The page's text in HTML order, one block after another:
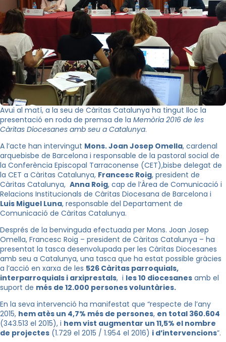
Avui al matí, a la seu de Càritas Catalunya ha tingut lloc la
presentació en roda de premsa de la Memòria 2016 de les
Càritas Diocesanes amb seu a Catalunya.
A l’acte han intervingut Mons. Joan Josep Omella, cardenal
arquebisbe de Barcelona i responsable de la pastoral social de
la Conferència Episcopal Tarraconense (CET),bisbe delegat de
la CET a Càritas Catalunya, Francesc Roig, president de
Càritas Catalunya, Anna Roig, cap de l’Àrea de Comunicació i
Relacions Institucionals de Càritas Diocesana de Barcelona i
Luis Miguel Luna, responsable del Departament de
Comunicació de Càritas Catalunya.
Després de la benvinguda efectuada per Mons. Joan Josep
Omella, Francesc Roig – president de Càritas Catalunya – ha
presentat la tasca desenvolupada per les Càritas Diocesanes
amb seu a Catalunya, una tasca que ha estat possible gràcies
a l’acció en xarxa de les 526 Càritas parroquials,
interparroquials i arxiprestals, i les 10 diocesanes amb el
suport de més de 12.000 persones voluntàries.
En la seva intervenció ha manifestat que “respecte de l’any
2015, hem atès un 4,7% més de persones, en total 360.604
(343.513 el 2015), i hem vist augmentar un 11,5% el nombre
de projectes (1.729 el 2015 / 1.954 el 2016) i d’intervencions”.